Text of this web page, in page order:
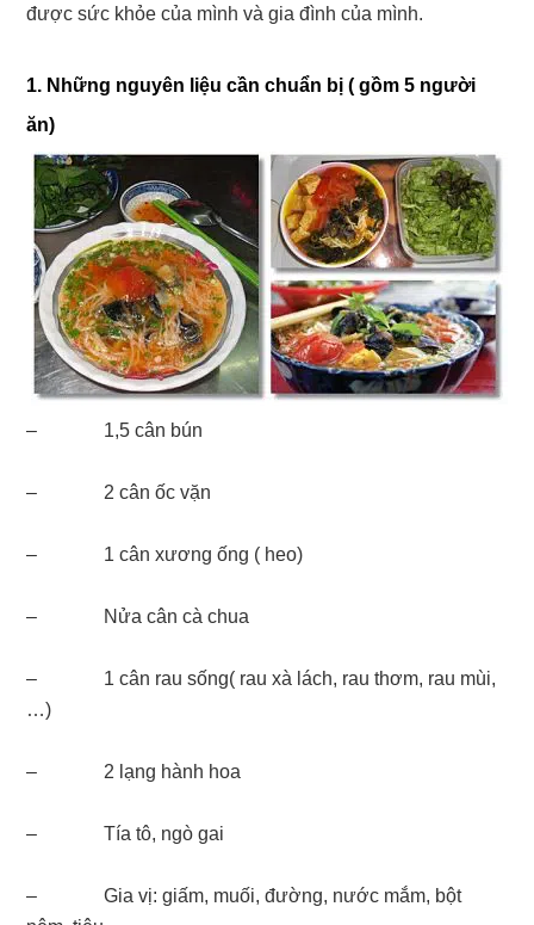
được sức khỏe của mình và gia đình của mình.
1. Những nguyên liệu cần chuẩn bị ( gồm 5 người
ăn)
– 1,5 cân bún
– 2 cân ốc vặn
– 1 cân xương ống ( heo)
– Nửa cân cà chua
– 1 cân rau sống( rau xà lách, rau thơm, rau mùi,
…)
– 2 lạng hành hoa
– Tía tô, ngò gai
– Gia vị: giấm, muối, đường, nước mắm, bột